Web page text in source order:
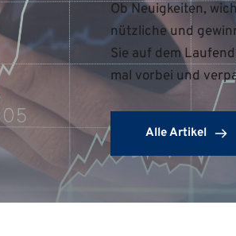
Ob Neuigkeiten,
nützliche und
Sie auf dem
mal vorbei und
Alle Artikel